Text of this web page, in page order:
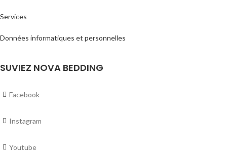
Services
Données informatiques et personnelles
SUVIEZ NOVA BEDDING
Facebook
Instagram
Youtube